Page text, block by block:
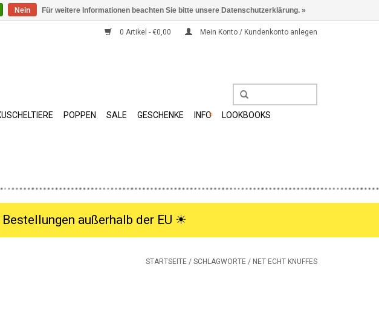
0 Artikel - €0,00 Mein Konto / Kundenkonto anlegen
POPPEN SALE GESCHENKE INFO
LOOKBOOKS
außerhalb der EU ☀︎
STARTSEITE / SCHLAGWORTE / NET ECHT KNUFFES
Nein Für weitere Informationen beachten Sie bitte unsere Datenschutzerklärung. »